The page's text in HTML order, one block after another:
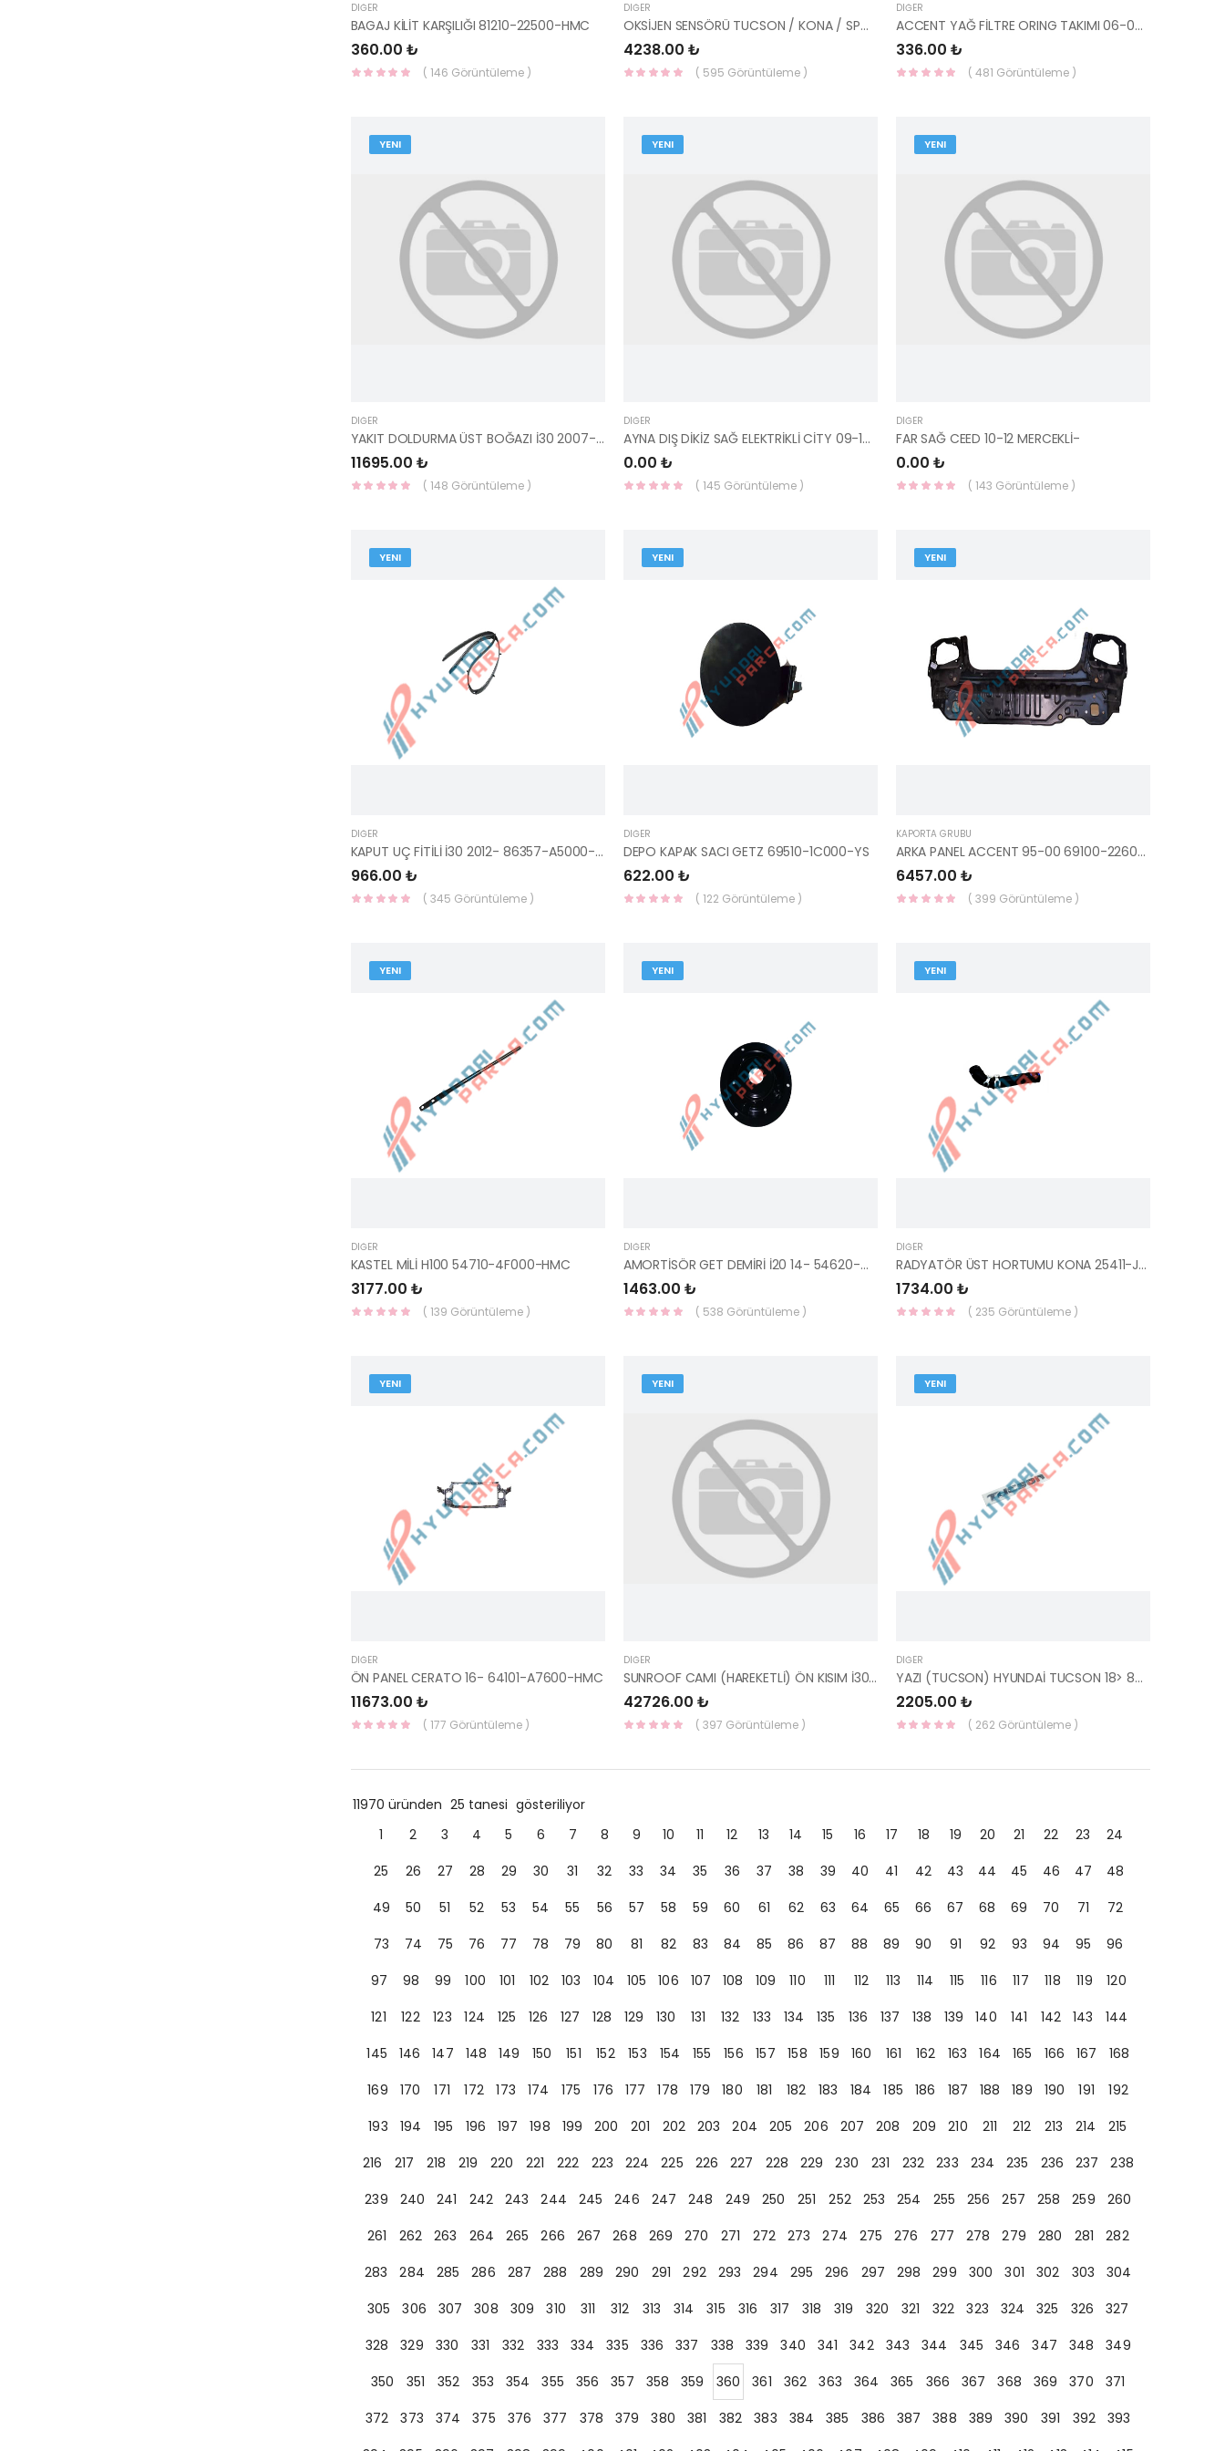
DIĞER
BAGAJ KİLİT KARŞILIĞI 81210-22500-HMC
360.00 ₺
( 146 Görüntüleme )
DIĞER
OKSİJEN SENSÖRÜ TUCSON / KONA / SPORTAGE / STONİC 18> DİZEL 39350-2U001-MOBIS
4238.00 ₺
( 595 Görüntüleme )
DIĞER
ACCENT YAĞ FİLTRE ORING TAKIMI 06-08 ERA / GETZ 06 26311-2A001-KORE
336.00 ₺
( 481 Görüntüleme )
YENI
DIĞER
YAKIT DOLDURMA ÜST BOĞAZI İ30 2007-2011 31040-2L900-HMC
11695.00 ₺
( 148 Görüntüleme )
YENI
DIĞER
AYNA DIŞ DİKİZ SAĞ ELEKTRİKLİ CİTY 09-12 ÜNİ-AYNA-36-RH-YS
0.00 ₺
( 145 Görüntüleme )
YENI
DIĞER
FAR SAĞ CEED 10-12 MERCEKLİ-
0.00 ₺
( 143 Görüntüleme )
YENI
DIĞER
KAPUT UÇ FİTİLİ İ30 2012- 86357-A5000-HMC
966.00 ₺
( 345 Görüntüleme )
YENI
DIĞER
DEPO KAPAK SACI GETZ 69510-1C000-YS
622.00 ₺
( 122 Görüntüleme )
YENI
KAPORTA GRUBU
ARKA PANEL ACCENT 95-00 69100-22600-YS
6457.00 ₺
( 399 Görüntüleme )
YENI
DIĞER
KASTEL MİLİ H100 54710-4F000-HMC
3177.00 ₺
( 139 Görüntüleme )
YENI
DIĞER
AMORTİSÖR GET DEMİRİ İ20 14- 54620-C8000-HMC
1463.00 ₺
( 538 Görüntüleme )
YENI
DIĞER
RADYATÖR ÜST HORTUMU KONA 25411-J9000-HMC
1734.00 ₺
( 235 Görüntüleme )
YENI
DIĞER
ÖN PANEL CERATO 16- 64101-A7600-HMC
11673.00 ₺
( 177 Görüntüleme )
YENI
DIĞER
SUNROOF CAMI (HAREKETLİ) ÖN KISIM İ30 17- 81611-G3000-HMC
42726.00 ₺
( 397 Görüntüleme )
YENI
DIĞER
YAZI (TUCSON) HYUNDAİ TUCSON 18> 86310-D3500-HMC
2205.00 ₺
( 262 Görüntüleme )
11970 üründen 25 tanesi gösteriliyor
1
2 3 4 5 6 7 8 9 10 11 12 13 14 15 16 17 18 19 20 21 22 23
24
25
26 27 28 29 30 31 32 33 34 35 36 37 38 39 40 41 42 43 44 45 46 47
48
49
50 51 52 53 54 55 56 57 58 59 60 61 62 63 64 65 66 67 68 69 70 71
72
73
74 75 76 77 78 79 80 81 82 83 84 85 86 87 88 89 90 91 92 93 94 95
96
97
98 99 100 101 102 103 104 105 106 107 108 109 110 111 112 113 114 115 116 117 118 119
120
121
122 123 124 125 126 127 128 129 130 131 132 133 134 135 136 137 138 139 140 141 142 143
144
145
146 147 148 149 150 151 152 153 154 155 156 157 158 159 160 161 162 163 164 165 166 167
168
169
170 171 172 173 174 175 176 177 178 179 180 181 182 183 184 185 186 187 188 189 190 191
192
193
194 195 196 197 198 199 200 201 202 203 204 205 206 207 208 209 210 211 212 213 214
215
216
217 218 219 220 221 222 223 224 225 226 227 228 229 230 231 232 233 234 235 236 237
238
239
240 241 242 243 244 245 246 247 248 249 250 251 252 253 254 255 256 257 258 259
260
261
262 263 264 265 266 267 268 269 270 271 272 273 274 275 276 277 278 279 280 281
282
283
284 285 286 287 288 289 290 291 292 293 294 295 296 297 298 299 300 301 302 303
304
305
306 307 308 309 310 311 312 313 314 315 316 317 318 319 320 321 322 323 324 325 326
327
328
329 330 331 332 333 334 335 336 337 338 339 340 341 342 343 344 345 346 347 348
349
350
351 352 353 354 355 356 357 358 359 360 361 362 363 364 365 366 367 368 369 370
371
372
373 374 375 376 377 378 379 380 381 382 383 384 385 386 387 388 389 390 391 392
393